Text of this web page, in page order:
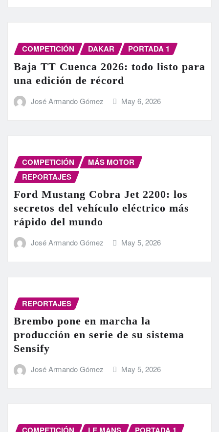
COMPETICIÓN DAKAR PORTADA 1
Baja TT Cuenca 2026: todo listo para
una edición de récord
José Armando Gómez May 6, 2026
COMPETICIÓN
MÁS MOTOR
REPORTAJES
Ford Mustang Cobra Jet 2200: los
secretos del vehículo eléctrico más
rápido del mundo
José Armando Gómez May 5, 2026
REPORTAJES
Brembo pone en marcha la
producción en serie de su sistema
Sensify
José Armando Gómez May 5, 2026